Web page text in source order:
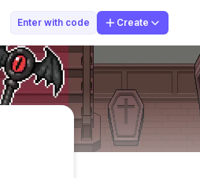
Enter with code Create
Bu Senja